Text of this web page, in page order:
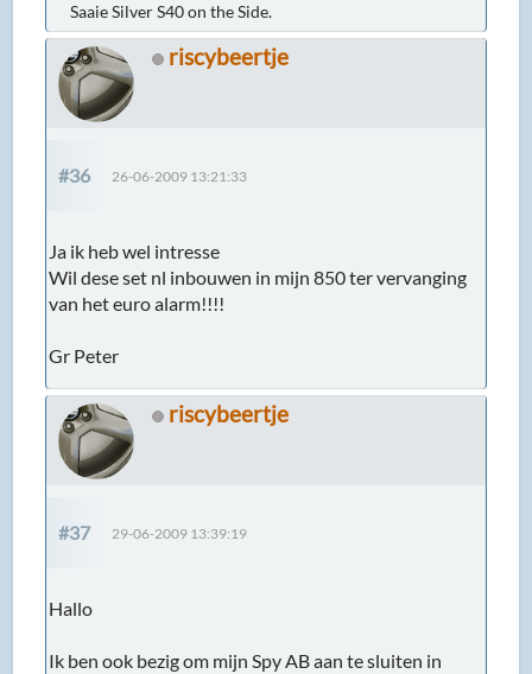
Saaie Silver S40 on the Side.
riscybeertje
#36 26-06-2009 13:21:33
Ja ik heb wel intresse
Wil dese set nl inbouwen in mijn 850 ter vervanging
van het euro alarm!!!!
Gr Peter
riscybeertje
#37 29-06-2009 13:39:19
Hallo
Ik ben ook bezig om mijn Spy AB aan te sluiten in